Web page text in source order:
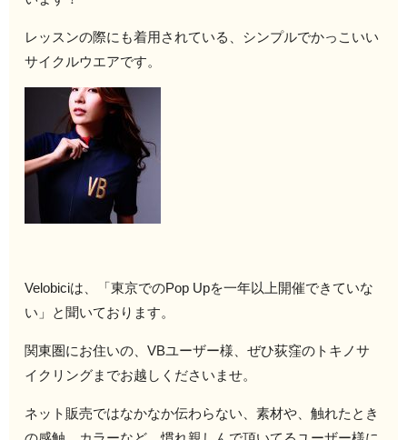
レッスンの際にも着用されている、シンプルでかっこいい
サイクルウエアです。
Velobiciは、「東京でのPop Upを一年以上開催できていな
い」と聞いております。
関東圏にお住いの、VBユーザー様、ぜひ荻窪のトキノサ
イクリングまでお越しくださいませ。
ネット販売ではなかなか伝わらない、素材や、触れたとき